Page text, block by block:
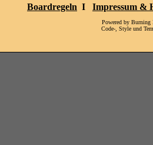
Boardregeln I Impressum &
Powered by
Code-, Style und